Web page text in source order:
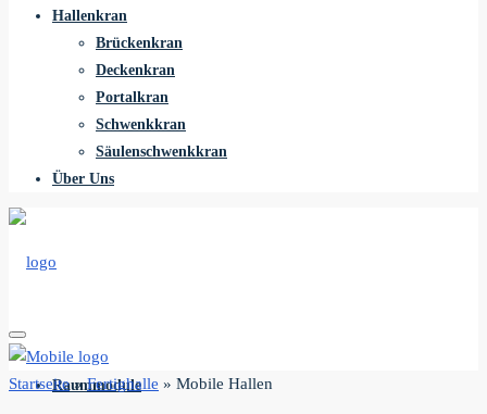
Hallenkran
Brückenkran
Deckenkran
Portalkran
Schwenkkran
Säulenschwenkkran
Über Uns
Raummodule
Startseite»Fertighalle » Mobile Hallen